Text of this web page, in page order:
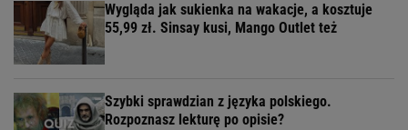
Wygląda jak sukienka na wakacje, a kosztuje
55,99 zł. Sinsay kusi, Mango Outlet też
Szybki sprawdzian z języka polskiego.
Rozpoznasz lekturę po opisie?